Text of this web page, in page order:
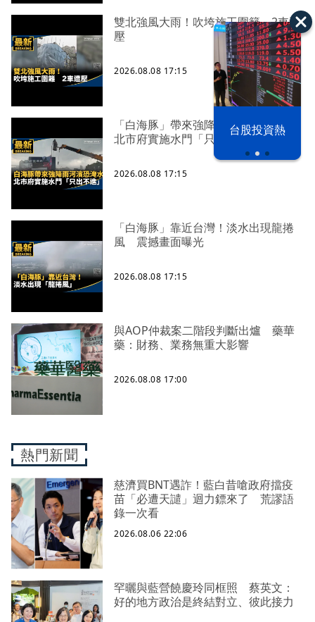
漢光42演習 台股投資熱
雙北強風大雨！吹垮施工圍籬 2車遭
壓
2026.08.08 17:15
「白海豚」帶來強降雨河濱恐淹水
北市府實施水門「只出不進」
2026.08.08 17:15
「白海豚」靠近台灣！淡水出現龍捲
風 震撼畫面曝光
2026.08.08 17:15
與AOP仲裁案二階段判斷出爐 藥華
藥：財務、業務無重大影響
2026.08.08 17:00
熱門新聞
慈濟買BNT遇詐！藍白昔嗆政府擋疫
苗「必遭天譴」迴力鏢來了 荒謬語
錄一次看
2026.08.06 22:06
罕曬與藍營饒慶玲同框照 蔡英文：
好的地方政治是終結對立、彼此接力